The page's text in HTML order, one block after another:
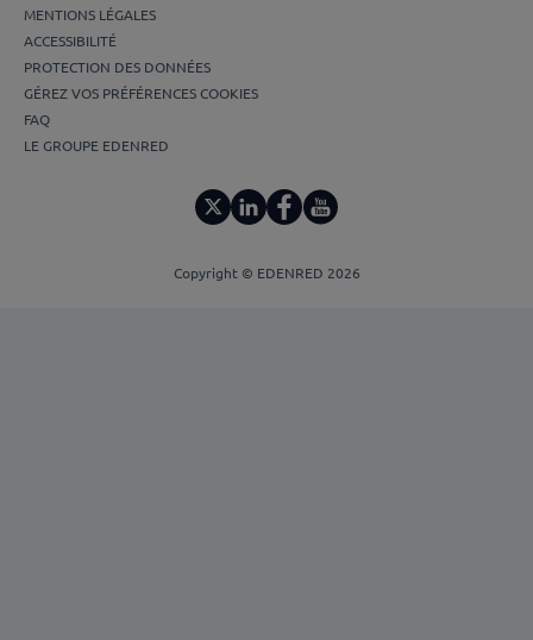
MENTIONS LÉGALES
ACCESSIBILITÉ
PROTECTION DES DONNÉES
GÉREZ VOS PRÉFÉRENCES COOKIES
FAQ
LE GROUPE EDENRED
Copyright © EDENRED 2026